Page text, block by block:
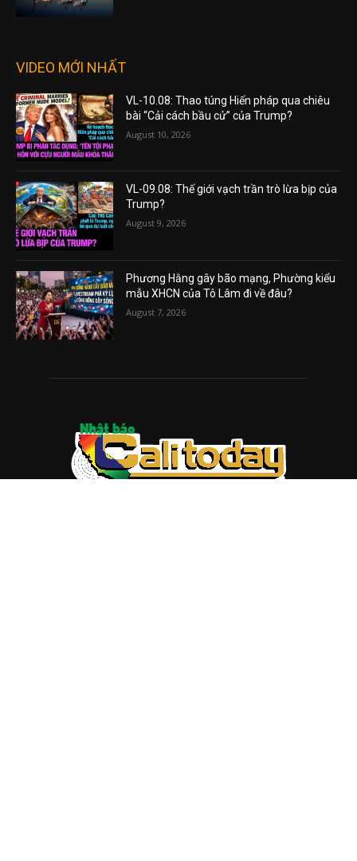
VIDEO MỚI NHẤT
VL-10.08: Thao túng Hiến pháp qua chiêu
bài “Cải cách bầu cử” của Trump?
August 10, 2026
VL-09.08: Thế giới vạch trần trò lừa bịp của
Trump?
August 9, 2026
Phương Hằng gây bão mạng, Phường kiểu
mẫu XHCN của Tô Lâm đi về đâu?
August 7, 2026